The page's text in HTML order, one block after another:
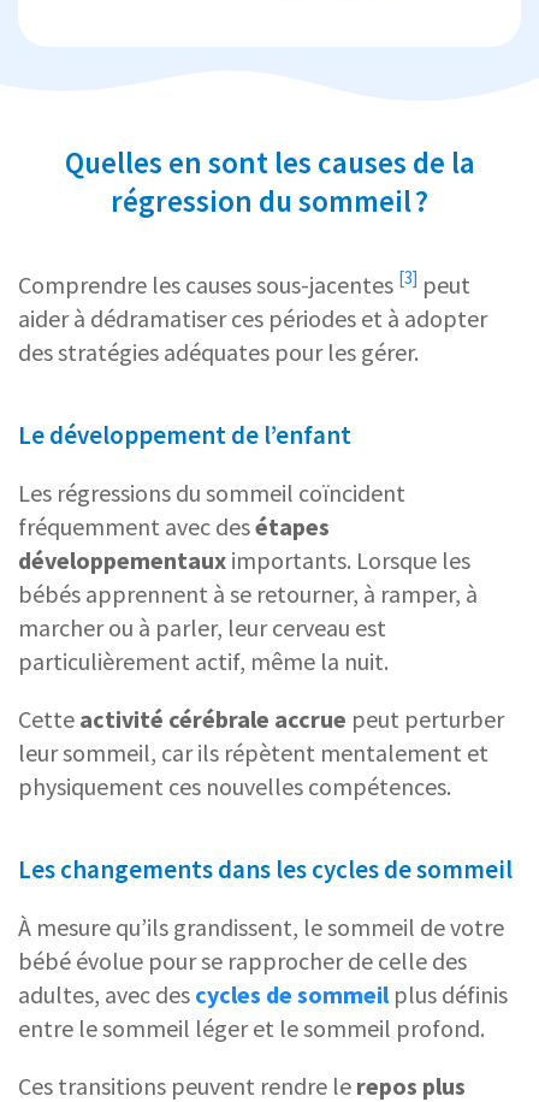
Quelles en sont les causes de la
régression du sommeil ?
Comprendre les causes sous-jacentes [3] peut
aider à dédramatiser ces périodes et à adopter
des stratégies adéquates pour les gérer.
Le développement de l’enfant
Les régressions du sommeil coïncident
fréquemment avec desétapes
développementaux importants. Lorsque les
bébés apprennent à se retourner, à ramper, à
marcher ou à parler, leur cerveau est
particulièrement actif, même la nuit.
Cette activité cérébrale accrue peut perturber
leur sommeil, car ils répètent mentalement et
physiquement ces nouvelles compétences.
Les changements dans les cycles de sommeil
À mesure qu’ils grandissent, le sommeil de votre
bébé évolue pour se rapprocher de celle des
adultes, avec des cycles de sommeil plus définis
entre le sommeil léger et le sommeil profond.
Ces transitions peuvent rendre le repos plus